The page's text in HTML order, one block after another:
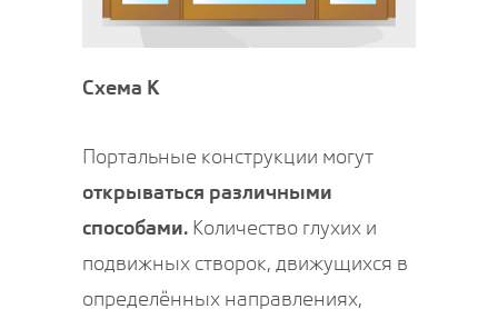
Схема K
Портальные конструкции могут
открываться различными
способами. Количество глухих и
подвижных створок, движущихся в
определённых направлениях,